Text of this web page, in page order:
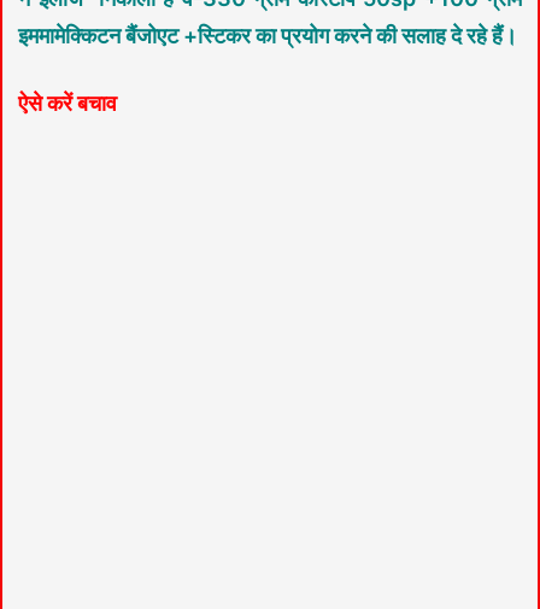
इममामेक्किटन बैंजोएट +स्टिकर का प्रयोग करने की सलाह दे रहे हैं।
ऐसे करें बचाव